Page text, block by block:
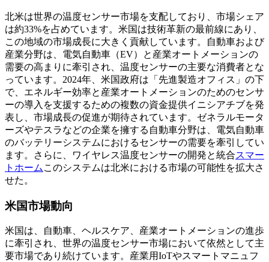
北米は世界の温度センサー市場を支配しており、市場シェア
は約33%を占めています。米国は技術革新の最前線にあり、
この地域の市場成長に大きく貢献しています。自動車および
産業分野は、電気自動車（EV）と産業オートメーションの
需要の高まりに牽引され、温度センサーの主要な消費者とな
っています。2024年、米国政府は「先進製造オフィス」の下
で、エネルギー効率と産業オートメーションのためのセンサ
ーの導入を支援するための複数の資金提供イニシアチブを発
表し、市場成長の促進が期待されています。ゼネラルモータ
ーズやテスラなどの企業を擁する自動車分野は、電気自動車
のバッテリーシステムにおけるセンサーの需要を牽引してい
ます。さらに、ワイヤレス温度センサーの開発と統合スマー
トホーム このシステムは北米における市場の可能性を拡大さ
せた。
米国市場動向
米国は、自動車、ヘルスケア、産業オートメーションの進歩
に牽引され、世界の温度センサー市場において依然として主
要市場であり続けています。産業用IoTやスマートマニュフ